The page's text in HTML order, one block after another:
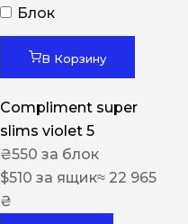
Блок
В Корзину
Compliment super
slims violet 5
₴550 за блок
$510 за ящик≈ 22 965
₴